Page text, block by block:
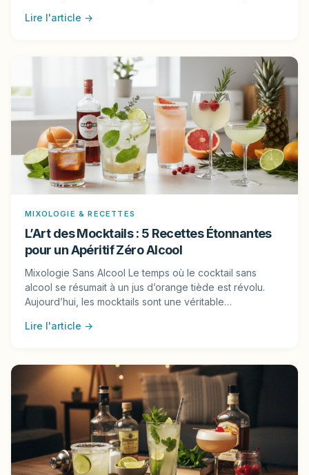
Lire l'article →
MIXOLOGIE & RECETTES
L’Art des Mocktails : 5 Recettes Étonnantes
pour un Apéritif Zéro Alcool
Mixologie Sans Alcool Le temps où le cocktail sans
alcool se résumait à un jus d’orange tiède est révolu.
Aujourd’hui, les mocktails sont une véritable…
Lire l'article →